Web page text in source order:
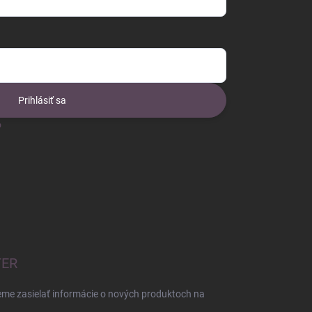
Prihlásiť sa
zasielať informácie o nových produktoch na